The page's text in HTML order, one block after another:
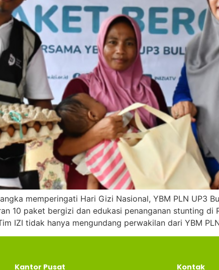
memperingati Hari Gizi Nasional, YBM PLN UP3
10 paket bergizi dan edukasi penanganan stunting di
IZI tidak hanya mengundang perwakilan dari YBM
Kantor Pusat Kontak